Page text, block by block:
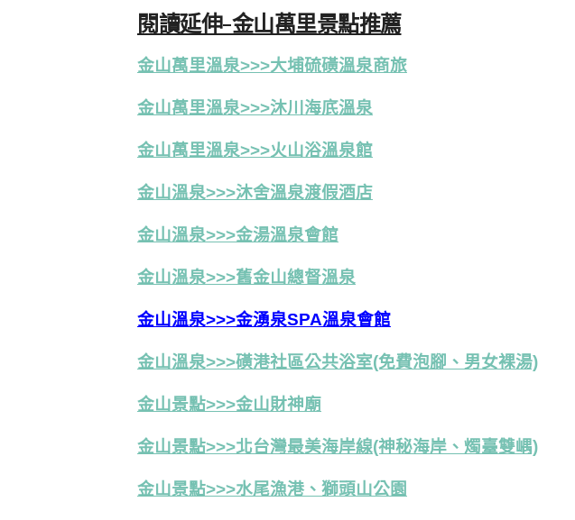
閱讀延伸-金山萬里景點推薦
金山萬里溫泉>>>大埔硫磺溫泉商旅
金山萬里溫泉>>>沐川海㡳溫泉
金山萬里溫泉>>>火山浴溫泉館
金山溫泉>>>沐舍溫泉渡假酒店
金山溫泉>>>金湯溫泉會館
金山溫泉>>>舊金山總督溫泉
金山溫泉>>>金湧泉SPA溫泉會館
金山溫泉>>>磺港社區公共浴室(免費泡腳、男女裸湯)
金山景點>>>金山財神廟
金山景點>>>北台灣最美海岸線(神秘海岸、燭臺雙嵎)
金山景點>>>水尾漁港、獅頭山公園